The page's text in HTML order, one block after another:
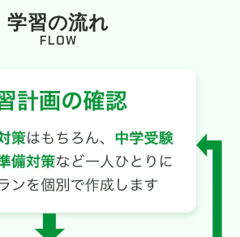
学習の流れ